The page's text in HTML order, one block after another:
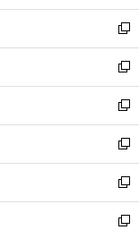
開
く
ウ
で
開
く
ン
ド
ウ
で
開
く
ウ
ィ
ン
ド
ウ
で
開
く
新
し
い
ウ
ィ
ン
ド
ウ
で
開
く
新
し
い
ウ
ィ
ン
ド
ウ
で
新
し
い
ウ
ィ
ン
ド
新
し
い
ウ
ィ
新
し
い
新